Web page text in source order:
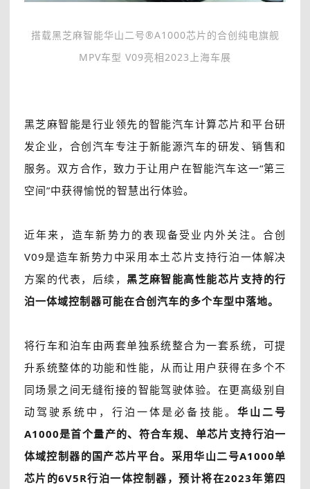
搭载黑芝麻智能华山二号®A1000芯片的合创纯电旗舰
MPV车型 V09亮相2023上海车展
黑芝麻智能是行业领先的智能汽车计算芯片和平台研
发企业，合创汽车专注于新能源汽车的研发、销售和
服务。双方合作，致力于让用户在智能汽车这一“第三
空间”中获得愉悦的智慧出行体验。
近年来，造车新势力的表现备受业内外关注。合创
V09是造车新势力中采用本土芯片支持行泊一体解决
方案的代表，后续，黑芝麻智能高性能芯片支持的行
泊一体域控制器可能在合创汽车的多个车型中落地。
将行车和泊车由两套单独系统整合为一套系统，可提
升系统整体的功能和性能，从而让用户获得在多个不
同场景之间无缝衔接的智能驾驶体验。在更高级别自
动驾驶系统中，行泊一体是必备技能。 华山二号
A1000是首个量产的、符合车规、单芯片支持行泊一
体域控制器的国产芯片平台。采用华山二号A1000单
芯片的6V5R行泊一体控制器，预计将在2023年第四